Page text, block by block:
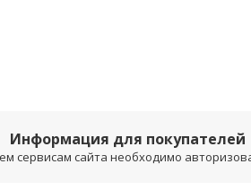
Информация для покупателей
сервисам сайта необходимо